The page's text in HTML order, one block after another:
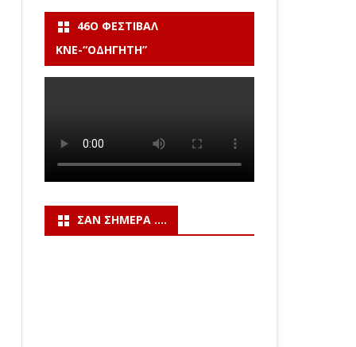
46Ο ΦΕΣΤΙΒΆΛ
ΚΝΕ-“ΟΔΗΓΗΤΗ”
ΣΑΝ ΣΉΜΕΡΑ ….